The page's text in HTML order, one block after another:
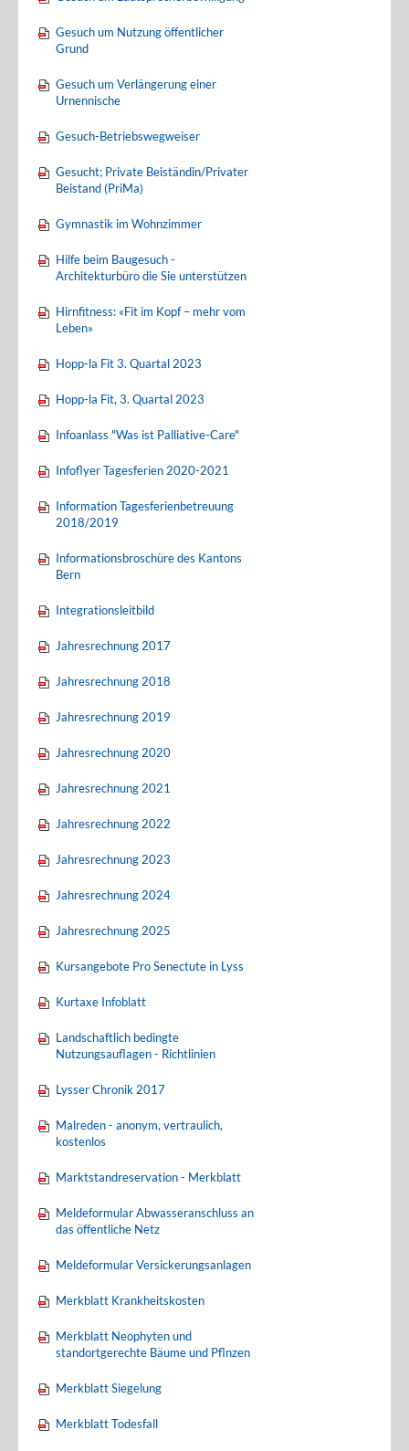
Gesuch um Nutzung öffentlicher
Grund
Gesuch um Verlängerung einer
Urnennische
Gesuch-Betriebswegweiser
Gesucht; Private Beiständin/Privater
Beistand (PriMa)
Gymnastik im Wohnzimmer
Hilfe beim Baugesuch -
Architekturbüro die Sie unterstützen
Hirnfitness: «Fit im Kopf – mehr vom
Leben»
Hopp-la Fit 3. Quartal 2023
Hopp-la Fit, 3. Quartal 2023
Infoanlass "Was ist Palliative-Care"
Infoflyer Tagesferien 2020-2021
Information Tagesferienbetreuung
2018/2019
Informationsbroschüre des Kantons
Bern
Integrationsleitbild
Jahresrechnung 2017
Jahresrechnung 2018
Jahresrechnung 2019
Jahresrechnung 2020
Jahresrechnung 2021
Jahresrechnung 2022
Jahresrechnung 2023
Jahresrechnung 2024
Jahresrechnung 2025
Kursangebote Pro Senectute in Lyss
Kurtaxe Infoblatt
Landschaftlich bedingte
Nutzungsauflagen - Richtlinien
Lysser Chronik 2017
Malreden - anonym, vertraulich,
kostenlos
Marktstandreservation - Merkblatt
Meldeformular Abwasseranschluss an
das öffentliche Netz
Meldeformular Versickerungsanlagen
Merkblatt Krankheitskosten
Merkblatt Neophyten und
standortgerechte Bäume und Pflnzen
Merkblatt Siegelung
Merkblatt Todesfall